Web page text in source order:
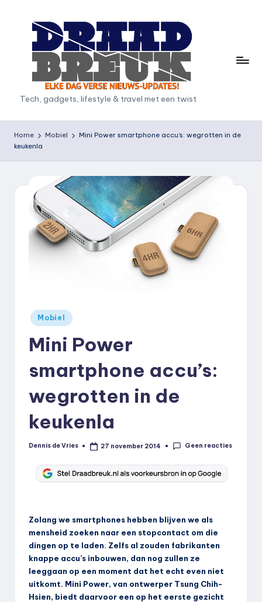
D
r
a
a
Tech, gadgets, lifestyle & travel met een twist
Home Mobiel
Mini Power smartphone accu’s: wegrotten in de
keukenla
Geplaatst
in
Mobiel
Mini Power
smartphone accu’s:
wegrotten in de
keukenla
Geplaatst
Dennis de Vries 27 november 2014 Geen reacties
Zolang we smartphones hebben blijven we als
mensheid zoeken naar een stopcontact om die
dingen op te laden. Zelfs al zouden fabrikanten
knappe accu’s inbouwen, dan nog zullen ze
leeggaan op een moment dat het echt even niet
uitkomt. Mini Power, van ontwerper Tsung Chih-
Hsien, biedt daarvoor een op het eerste gezicht